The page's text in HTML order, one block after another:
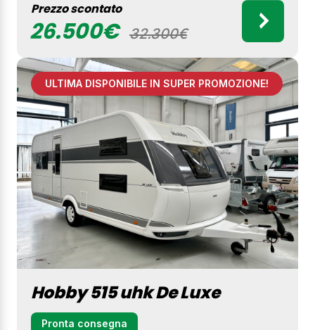
Prezzo scontato
26.500€ 32.300€
ULTIMA DISPONIBILE IN SUPER PROMOZIONE!
Hobby 515 uhk De Luxe
Pronta consegna